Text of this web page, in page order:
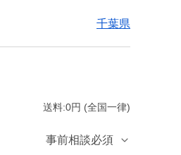
千葉県
送料:0円 (全国一律)
事前相談必須